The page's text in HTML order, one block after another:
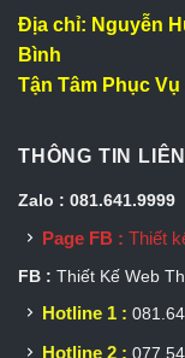
Địa chỉ: Nguyễn
Bình
Tận Tâm Phục
THÔNG TIN
Zalo : 081.641.9999
Page FB : Thiết
FB : Thiết Kế Web
Hotline 1 :
Hotline 2 :